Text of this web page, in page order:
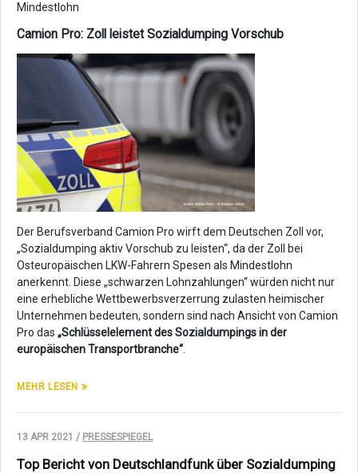
Mindestlohn
Camion Pro: Zoll leistet Sozialdumping Vorschub
Der Berufsverband Camion Pro wirft dem Deutschen Zoll vor,
„Sozialdumping aktiv Vorschub zu leisten“, da der Zoll bei
Osteuropäischen LKW-Fahrern Spesen als Mindestlohn
anerkennt. Diese „schwarzen Lohnzahlungen“ würden nicht nur
eine erhebliche Wettbewerbsverzerrung zulasten heimischer
Unternehmen bedeuten, sondern sind nach Ansicht von Camion
Pro das „Schlüsselelement des Sozialdumpings in der
europäischen Transportbranche“
MEHR LESEN
13 APR 2021 / PRESSESPIEGEL
Top Bericht von Deutschlandfunk über Sozialdumping